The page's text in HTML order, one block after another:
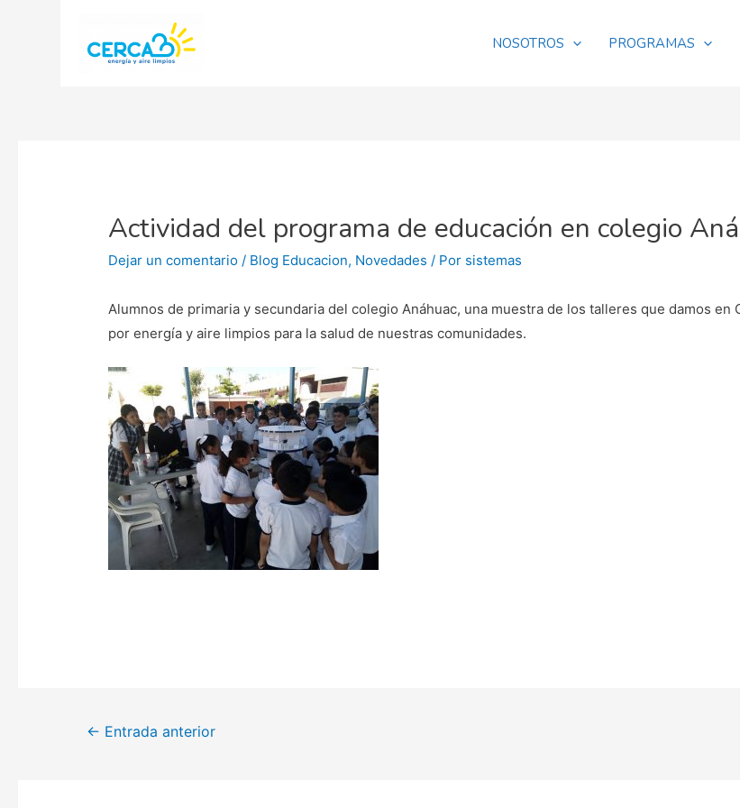
NOSOTROS PROGRAMAS
Actividad del programa de educación en colegio
Dejar un comentario / Blog Educacion, Novedades / Por sistemas
Alumnos de primaria y secundaria del colegio Anáhuac, una muestra de los talleres que damos en
por energía y aire limpios para la salud de nuestras comunidades.
Navegación
← Entrada anterior